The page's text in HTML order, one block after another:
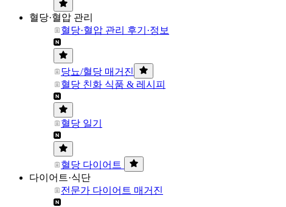
혈당·혈압 관리
혈당·혈압 관리 후기·정보
당뇨/혈당 매거진
혈당 친화 식품 & 레시피
혈당 일기
혈당 다이어트
다이어트·식단
전문가 다이어트 매거진